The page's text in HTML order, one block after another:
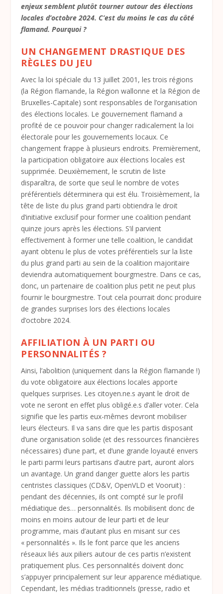
enjeux semblent plutôt tourner autour des élections
locales d’octobre 2024. C’est du moins le cas du côté
flamand. Pourquoi ?
UN CHANGEMENT DRASTIQUE DES
RÈGLES DU JEU
Avec la loi spéciale du 13 juillet 2001, les trois régions
(la Région flamande, la Région wallonne et la Région de
Bruxelles-Capitale) sont responsables de l’organisation
des élections locales. Le gouvernement flamand a
profité de ce pouvoir pour changer radicalement la loi
électorale pour les gouvernements locaux. Ce
changement frappe à plusieurs endroits. Premièrement,
la participation obligatoire aux élections locales est
supprimée. Deuxièmement, le scrutin de liste
disparaîtra, de sorte que seul le nombre de votes
préférentiels déterminera qui est élu. Troisièmement, la
tête de liste du plus grand parti obtiendra le droit
d’initiative exclusif pour former une coalition pendant
quinze jours après les élections. S’il parvient
effectivement à former une telle coalition, le candidat
ayant obtenu le plus de votes préférentiels sur la liste
du plus grand parti au sein de la coalition majoritaire
deviendra automatiquement bourgmestre. Dans ce cas,
donc, un partenaire de coalition plus petit ne peut plus
fournir le bourgmestre. Tout cela pourrait donc produire
de grandes surprises lors des élections locales
d’octobre 2024.
AFFILIATION À UN PARTI OU
PERSONNALITÉS ?
Ainsi, l’abolition (uniquement dans la Région flamande !)
du vote obligatoire aux élections locales apporte
quelques surprises. Les citoyen.ne.s ayant le droit de
vote ne seront en effet plus obligé.e.s d’aller voter. Cela
signifie que les partis eux-mêmes devront mobiliser
leurs électeurs. Il va sans dire que les partis disposant
d’une organisation solide (et des ressources financières
nécessaires) d’une part, et d’une grande loyauté envers
le parti parmi leurs partisans d’autre part, auront alors
un avantage. Un grand danger guette alors les partis
centristes classiques (CD&V, OpenVLD et Vooruit) :
pendant des décennies, ils ont compté sur le profil
médiatique des… personnalités. Ils mobilisent donc de
moins en moins autour de leur parti et de leur
programme, mais d’autant plus en misant sur ces
« personnalités ». Ils le font parce que les anciens
réseaux liés aux piliers autour de ces partis n’existent
pratiquement plus. Ces personnalités doivent donc
s’appuyer principalement sur leur apparence médiatique.
Cependant, les médias traditionnels (presse, radio et